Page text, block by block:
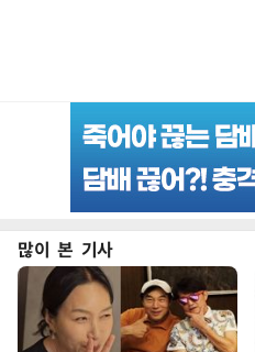
많이 본 기사